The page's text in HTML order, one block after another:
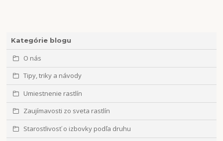
Kategórie blogu
O nás
Tipy, triky a návody
Umiestnenie rastlín
Zaujímavosti zo sveta rastlín
Starostlivosť o izbovky podľa druhu